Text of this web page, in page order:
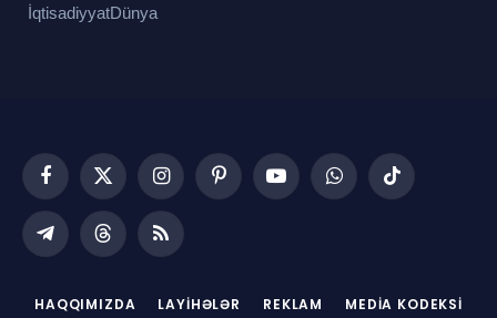
İqtisadiyyatDünya
Facebook
X
(Twitter)
InstagramPinterestYouTubeWhatsAppTikTok
TelegramThreadsRSS
HAQQIMIZDA LAYIHƏLƏR REKLAM MEDIA KODEKSI